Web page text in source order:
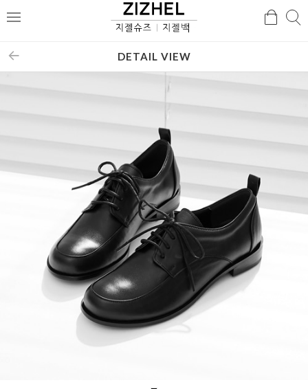
메
검
DETAIL VIEW